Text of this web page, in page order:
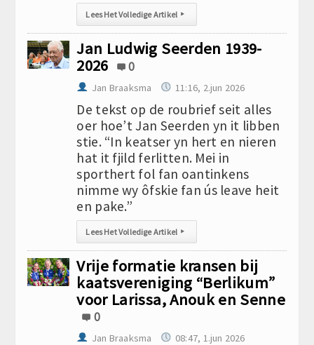
Lees Het Volledige Artikel ▸
Jan Ludwig Seerden 1939-
2026
0
Jan Braaksma 11:16, 2.jun 2026
De tekst op de roubrief seit alles
oer hoe’t Jan Seerden yn it libben
stie. “In keatser yn hert en nieren
hat it fjild ferlitten. Mei in
sporthert fol fan oantinkens
nimme wy ôfskie fan ús leave heit
en pake.”
Lees Het Volledige Artikel ▸
Vrije formatie kransen bij
kaatsvereniging “Berlikum”
voor Larissa, Anouk en Senne
0
Jan Braaksma 08:47, 1.jun 2026